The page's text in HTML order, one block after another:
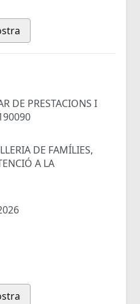
DE PRESTACIONS I
DE FAMÍLIES,
A LA